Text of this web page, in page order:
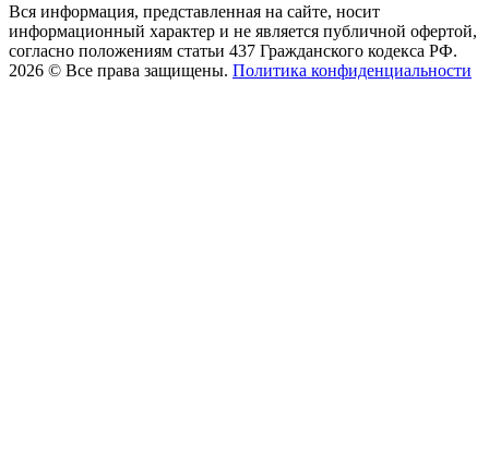
Вся информация, представленная на сайте, носит
информационный характер и не является публичной офертой,
согласно положениям статьи 437 Гражданского кодекса РФ.
2026 © Все права защищены. Политика конфиденциальности